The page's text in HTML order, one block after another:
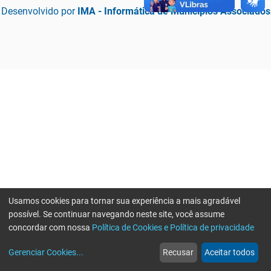
Desenvolvido por IMA - Informática de Municípios Associados
web
Notícias
more_horiz
Mais
Usamos cookies para tornar sua experiência a mais agradável
possível. Se continuar navegando neste site, você assume
concordar com nossa Política de Cookies e Política de privacidade
Gerenciar Cookies... Recusar Aceitar todos
Erro ao enviar informações, por favor tente novamente